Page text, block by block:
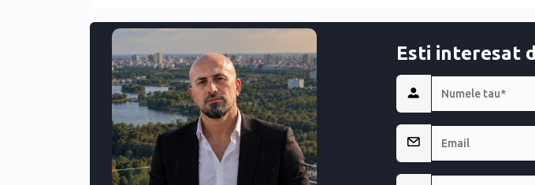
- Terasa - suprafata 133.81 mp2
Se vinde Complet Mobiliata si utilata.
_____________________________________________________
Global Home Romania, este o firmă în schimbare de jocuri pe piață imobiliară din
umană alături de colaboratorii firmei, inspiră constant încredere. Având o abordare de
Esti interesat